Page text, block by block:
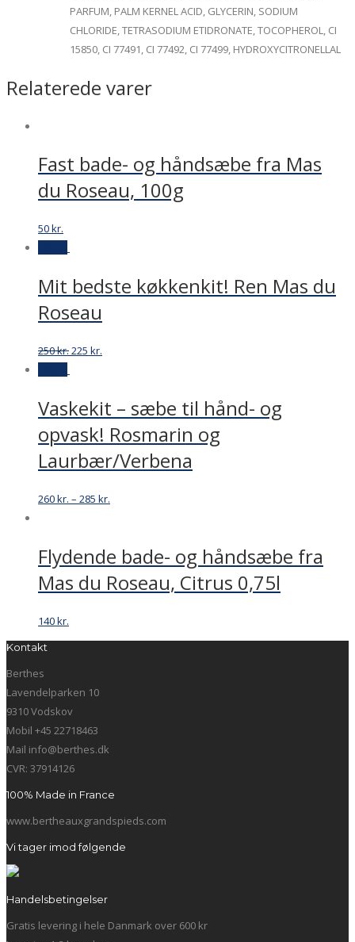
PARFUM, PALM KERNEL ACID, GLYCERIN, SODIUM
CHLORIDE, TETRASODIUM ETIDRONATE, TOCOPHEROL, CI
15850, CI 77491, CI 77492, CI 77499, HYDROXYCITRONELLAL
Relaterede varer
Fast bade- og håndsæbe fra Mas
du Roseau, 100g
50kr.
Mit bedste køkkenkit! Ren Mas du
Roseau
250kr.Original
250 kr..
225 kr.
225 kr..
Vaskekit – sæbe til hånd- og
opvask! Rosmarin og
Laurbær/Verbena
260kr. – 285 kr.
Flydende bade- og håndsæbe fra
Mas du Roseau, Citrus 0,75l
140kr.
Kontakt
Berthes
Lavendelparken 10
9310 Vodskov
Mobil +45 22718463
Mail info@berthes.dk
CVR: 37914126
100% Made in France
www.bertheauxgrandspieds.com
Vi tager imod følgende
Handelsbetingelser
Gratis levering i hele Danmark over 600 kr